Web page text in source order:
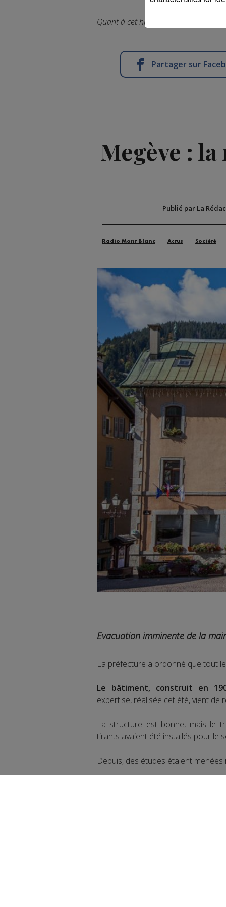
Quant à cet hiver, impossible de
Partager sur
Megève :
Publié par La
Radio Mont Blanc Actus Société
Evacuation imminente de la
La préfecture a ordonné que tout
Le bâtiment, construit en
expertise, réalisée cet été, vient de
La structure est bonne, mais le
tirants avaient été installés pour le
Depuis, des études étaient menées